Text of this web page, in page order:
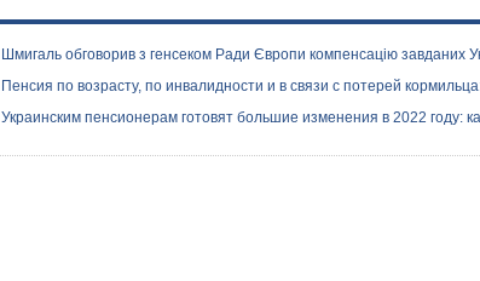
Шмигаль обговорив з генсеком Ради Європи компенсацію завданих
Пенсия по возрасту, по инвалидности и в связи с потерей
​Украинским пенсионерам готовят большие изменения в 2022 году: